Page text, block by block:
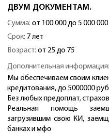
ДВУМ ДОКУМЕНТАМ.
Сумма: от 100 000 до 5 000 000
Срок: 7 лет
Возраст: от 25 до 75
Дополнительная информация:
Мы обеспечиваем своим
кредитования, до 5000000
Без любых предоплат,
Реальная помощь
загрузившим свою КИ,
банках и мфо